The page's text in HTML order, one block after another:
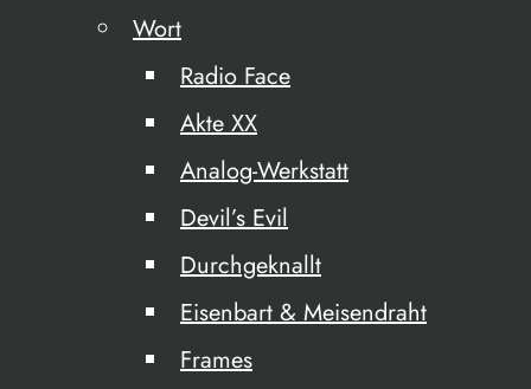
Wort
Radio Face
Akte XX
Analog-Werkstatt
Devil’s Evil
Durchgeknallt
Eisenbart & Meisendraht
Frames